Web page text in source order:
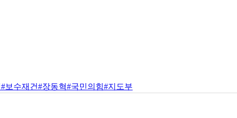
#보수재건#장동혁#국민의힘#지도부